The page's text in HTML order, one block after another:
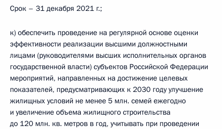
Срок – 31 декабря 2021 г.;
к) обеспечить проведение на регулярной основе оценки
эффективности реализации высшими должностными
лицами (руководителями высших исполнительных органов
государственной власти) субъектов Российской Федерации
мероприятий, направленных на достижение целевых
показателей, предусматривающих к 2030 году улучшение
жилищных условий не менее 5 млн. семей ежегодно
и увеличение объема жилищного строительства
до 120 млн. кв. метров в год, учитывать при проведении